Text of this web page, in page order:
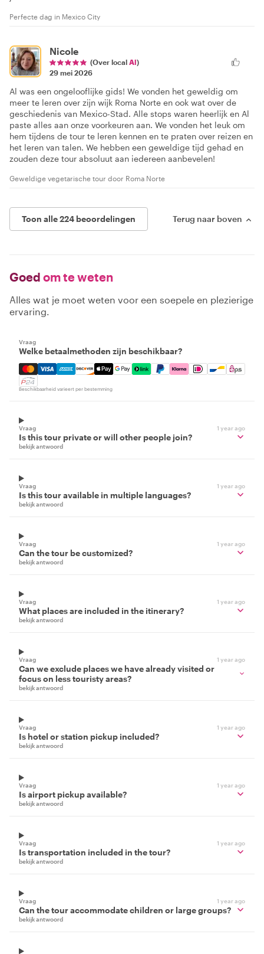
Perfecte dag in Mexico City
Nicole
(Over local Al)
29 mei 2026
Al was een ongelooflijke gids! We vonden het geweldig om
meer te leren over zijn wijk Roma Norte en ook wat over de
geschiedenis van Mexico-Stad. Alle stops waren heerlijk en Al
paste alles aan onze voorkeuren aan. We vonden het leuk om
hem tijdens de tour te leren kennen en te praten over reizen en
het leren van talen. We hebben een geweldige tijd gehad en
zouden deze tour absoluut aan iedereen aanbevelen!
Geweldige vegetarische tour door Roma Norte
Toon alle 224 beoordelingen Terug naar boven
Goed om te weten
Alles wat je moet weten voor een soepele en plezierige
ervaring.
Vraag
Welke betaalmethoden zijn beschikbaar?
Mastercard, Visa, Amex, Discover, Apple Pay, Google
Beschikbaarheid varieert per bestemming
Vraag 1 year ago
Is this tour private or will other people join?
bekijk antwoord
Vraag 1 year ago
Is this tour available in multiple languages?
bekijk antwoord
Vraag 1 year ago
Can the tour be customized?
bekijk antwoord
Vraag 1 year ago
What places are included in the itinerary?
bekijk antwoord
Vraag 1 year ago
Can we exclude places we have already visited or
focus on less touristy areas?
bekijk antwoord
Vraag 1 year ago
Is hotel or station pickup included?
bekijk antwoord
Vraag 1 year ago
Is airport pickup available?
bekijk antwoord
Vraag 1 year ago
Is transportation included in the tour?
bekijk antwoord
Vraag 1 year ago
Can the tour accommodate children or large groups?
bekijk antwoord